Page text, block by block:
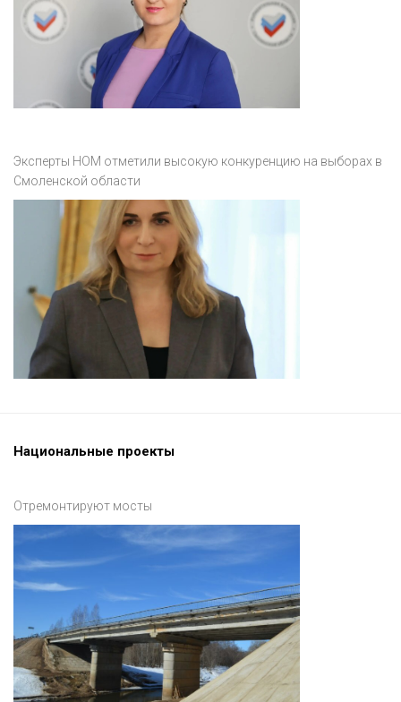
Эксперты НОМ отметили высокую конкуренцию на выборах в
Смоленской области
Национальные проекты
Отремонтируют мосты